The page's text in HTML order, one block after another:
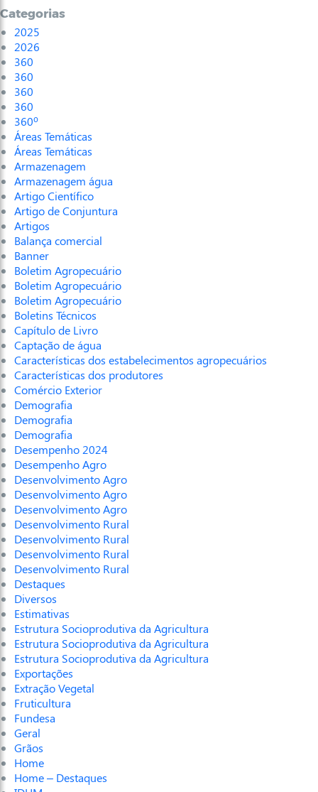
Categorias
2025
2026
360
360
360
360
360º
Áreas Temáticas
Áreas Temáticas
Armazenagem
Armazenagem água
Artigo Científico
Artigo de Conjuntura
Artigos
Balança comercial
Banner
Boletim Agropecuário
Boletim Agropecuário
Boletim Agropecuário
Boletins Técnicos
Capítulo de Livro
Captação de água
Características dos estabelecimentos agropecuários
Características dos produtores
Comércio Exterior
Demografia
Demografia
Demografia
Desempenho 2024
Desempenho Agro
Desenvolvimento Agro
Desenvolvimento Agro
Desenvolvimento Agro
Desenvolvimento Rural
Desenvolvimento Rural
Desenvolvimento Rural
Desenvolvimento Rural
Destaques
Diversos
Estimativas
Estrutura Socioprodutiva da Agricultura
Estrutura Socioprodutiva da Agricultura
Estrutura Socioprodutiva da Agricultura
Exportações
Extração Vegetal
Fruticultura
Fundesa
Geral
Grãos
Home
Home – Destaques